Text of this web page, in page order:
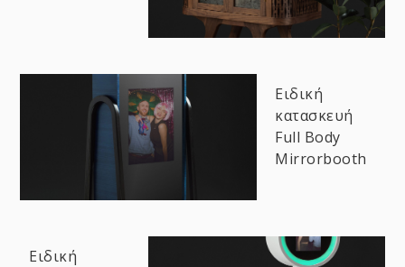
Ειδική
κατασκευή
Full Body
Mirrorbooth
Ειδική